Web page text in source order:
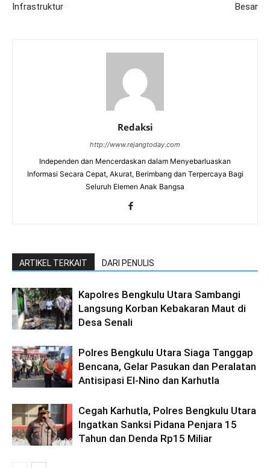
Infrastruktur
Besar
Redaksi
http://www.rejangtoday.com
Independen dan Mencerdaskan dalam Menyebarluaskan
Informasi Secara Cepat, Akurat, Berimbang dan Terpercaya Bagi
Seluruh Elemen Anak Bangsa
ARTIKEL TERKAIT DARI PENULIS
Kapolres Bengkulu Utara Sambangi
Langsung Korban Kebakaran Maut di
Desa Senali
Polres Bengkulu Utara Siaga Tanggap
Bencana, Gelar Pasukan dan Peralatan
Antisipasi El-Nino dan Karhutla
Cegah Karhutla, Polres Bengkulu Utara
Ingatkan Sanksi Pidana Penjara 15
Tahun dan Denda Rp15 Miliar